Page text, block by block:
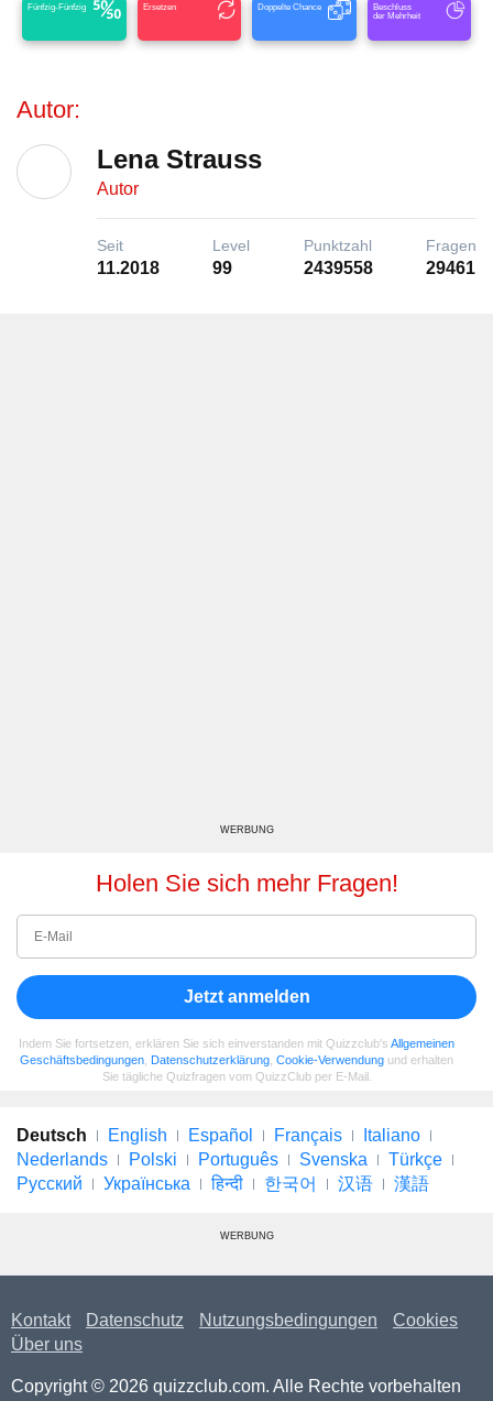
Fünfzig-Fünfzig Ersetzen Doppelte Chance
Beschluss
der Mehrheit
Autor:
Lena Strauss
Autor
Seit
11.2018
Level
99
Punktzahl
2439558
Fragen
29461
WERBUNG
Holen Sie sich mehr Fragen!
Jetzt anmelden
Indem Sie fortsetzen, erklären Sie sich einverstanden mit Quizzclub's Allgemeinen
Geschäftsbedingungen Datenschutzerklärung Cookie-Verwendung und erhalten
Sie tägliche Quizfragen vom QuizzClub per E-Mail.
Deutsch English Español Français
Italiano
Nederlands
Polski Português Svenska
Türkçe
Русский
Українська हिन्दी 한국어 汉语 漢語
WERBUNG
Kontakt Datenschutz Nutzungsbedingungen
Cookies
Über uns
Copyright © 2026 quizzclub.com. Alle Rechte vorbehalten